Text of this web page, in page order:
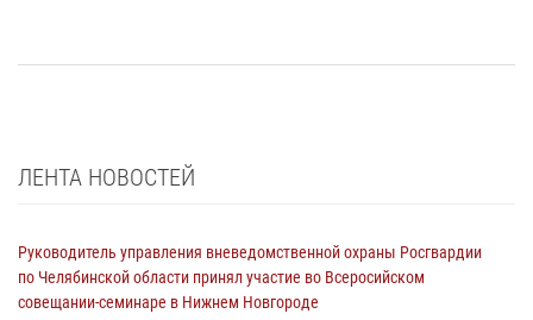
ЛЕНТА НОВОСТЕЙ
Руководитель управления вневедомственной охраны Росгвардии
по Челябинской области принял участие во Всеросийском
совещании-семинаре в Нижнем Новгороде